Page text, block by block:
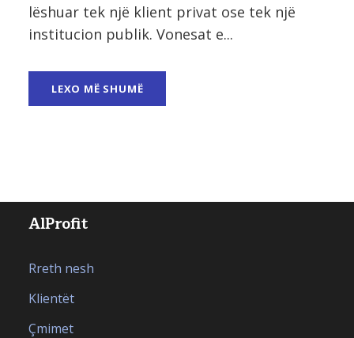
lëshuar tek një klient privat ose tek një
institucion publik. Vonesat e...
LEXO MË SHUMË
AlProfit
Rreth nesh
Klientët
Çmimet